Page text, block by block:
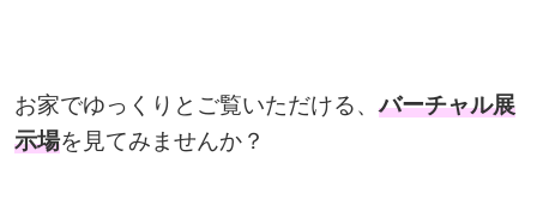
お家でゆっくりとご覧いただける、バーチャル展
示場を見てみませんか？